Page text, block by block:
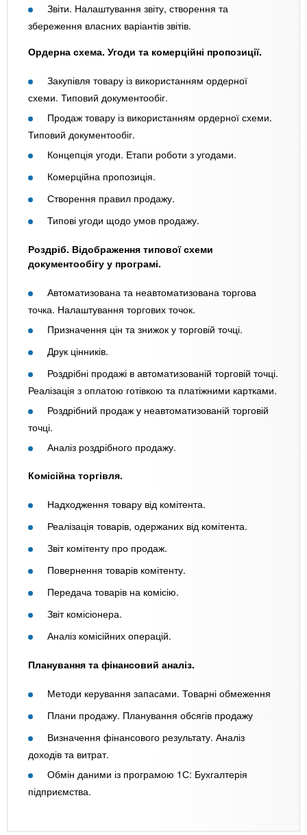
Звіти. Налаштування звіту, створення та
збереження власних варіантів звітів.
Ордерна схема. Угоди та комерційні пропозиції.
Закупівля товару із використанням ордерної
схеми. Типовий документообіг.
Продаж товару із використанням ордерної схеми.
Типовий документообіг.
Концепція угоди. Етапи роботи з угодами.
Комерційна пропозиція.
Створення правил продажу.
Типові угоди щодо умов продажу.
Роздріб. Відображення типової схеми
документообігу у програмі.
Автоматизована та неавтоматизована торгова
точка. Налаштування торгових точок.
Призначення цін та знижок у торговій точці.
Друк цінників.
Роздрібні продажі в автоматизованій торговій точці.
Реалізація з оплатою готівкою та платіжними картками.
Роздрібний продаж у неавтоматизованій торговій
точці.
Аналіз роздрібного продажу.
Комісійна торгівля.
Надходження товару від комітента.
Реалізація товарів, одержаних від комітента.
Звіт комітенту про продаж.
Повернення товарів комітенту.
Передача товарів на комісію.
Звіт комісіонера.
Аналіз комісійних операцій.
Планування та фінансовий аналіз.
Методи керування запасами. Товарні обмеження
Плани продажу. Планування обсягів продажу
Визначення фінансового результату. Аналіз
доходів та витрат.
Обмін даними із програмою 1С: Бухгалтерія
підприємства.